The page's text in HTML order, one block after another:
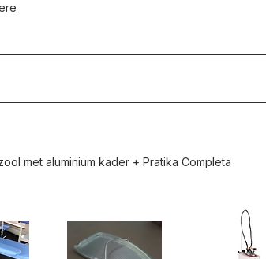
met aluminium kader + Pratika Completa